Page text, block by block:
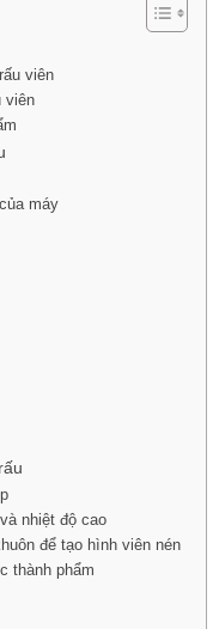
viên
viên
máy
nhiệt độ cao
để tạo hình viên nén
thành phẩm